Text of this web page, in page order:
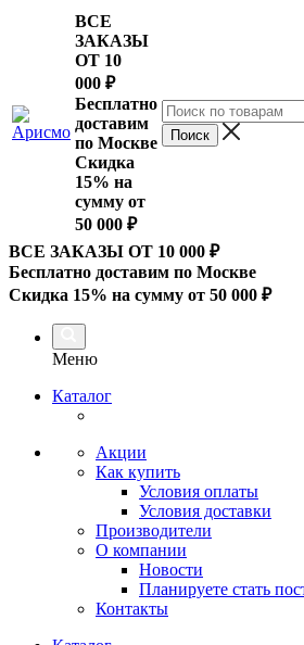
ВСЕ
ЗАКАЗЫ
ОТ 10
000 ₽
Бесплатно
доставим
по Москве
Скидка
15% на
сумму от
50 000 ₽
ВСЕ ЗАКАЗЫ ОТ 10 000 ₽
Бесплатно доставим по Москве
Скидка 15% на сумму от 50 000 ₽
Меню
Каталог
Акции
Как купить
Условия оплаты
Условия доставки
Производители
О компании
Новости
Планируете стать
Контакты